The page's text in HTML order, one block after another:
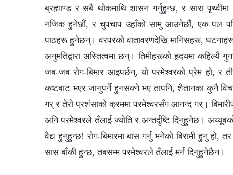
ब्रह्माण्ड र सबै थोकमाथि शासन गर्नुहुन्छ, र सारा
नजिक हुनेछौं, र चुपचाप उहाँको सामु आउनेछौं, एक पल
पाठहरू हुनेछन्। वरपरको वातावरणदेखि मानिसहरू,
अनुमतिद्वारा अस्तित्वमा छन्। तिमीहरूको हृदयमा
जब-जब रोग-बिमार आइपर्छन्, यो परमेश्‍वरको प्रेम हो, र
कष्टबाट भएर जानुपर्ने हुनसक्‍ने भए तापनि, शैतानका कुनै
गर् र तेरो प्रशंसाको क्रममा परमेश्‍वरसँग आनन्द गर्।
अनि परमेश्‍वरले तँलाई ज्योति र अन्तर्दृष्टि दिनुहुनेछ।
वैद्य हुनुहुन्छ! रोग-बिमारमा बास गर्नु भनेको बिरामी हुनु
सास बाँकी हुन्छ, तबसम्‍म परमेश्‍वरले तँलाई मर्न दिनुहुनेछैन।